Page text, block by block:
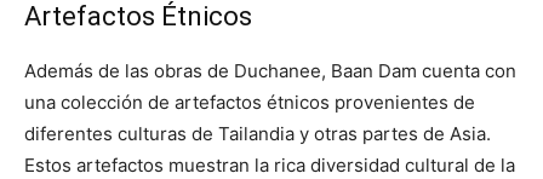
Artefactos Étnicos
Además de las obras de Duchanee, Baan Dam cuenta con
una colección de artefactos étnicos provenientes de
diferentes culturas de Tailandia y otras partes de Asia.
Estos artefactos muestran la rica diversidad cultural de la